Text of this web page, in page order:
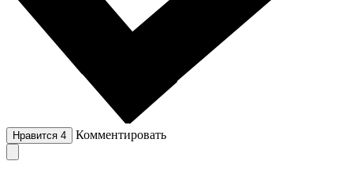
Нравится 4 Комментировать